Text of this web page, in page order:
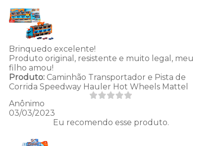
Brinquedo excelente!
Produto original, resistente e muito legal, meu
filho amou!
Produto:Caminhão Transportador e Pista de
Corrida Speedway Hauler Hot Wheels Mattel
Anônimo
03/03/2023
Eu recomendo esse produto.